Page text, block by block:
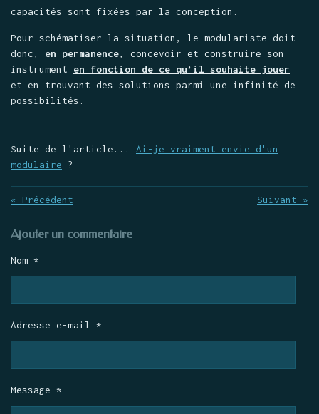
capacités sont fixées par la conception.
Pour schématiser la situation, le modulariste doit
donc, en permanence, concevoir et construire son
instrument en fonction de ce qu’il souhaite jouer
et en trouvant des solutions parmi une infinité de
possibilités.
Suite de l'article... Ai-je vraiment envie d'un
modulaire ?
« Précédent Suivant »
Ajouter un commentaire
Nom *
Adresse e-mail *
Message *